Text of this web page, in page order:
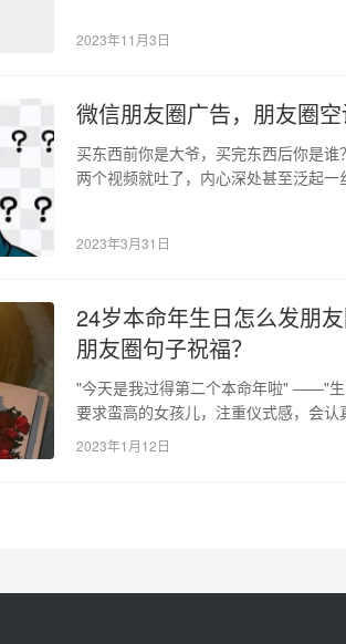
2023年11月3日
微信朋友圈广告，朋友圈空
买东西前你是大爷，买完东西后你是
两个视频就吐了，内心深处甚至泛起
2023年3月31日
24岁本命年生日怎么发朋
朋友圈句子祝福？
"今天是我过得第二个本命年啦" ——"
要求蛮高的女孩儿，注重仪式感，会
2023年1月12日